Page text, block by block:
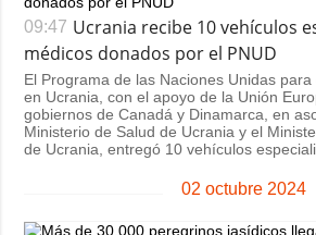
Defensa
Sociedad y
Cultura
Deportes
Crimen
09:47 Ucrania recibe 10 vehículos
médicos donados por el PNUD
El Programa de las Naciones Unidas
en Ucrania, con el apoyo de la Unión
gobiernos de Canadá y Dinamarca, en
Ministerio de Salud de Ucrania y el
de Ucrania, entregó 10 vehículos
02 octubre 2024